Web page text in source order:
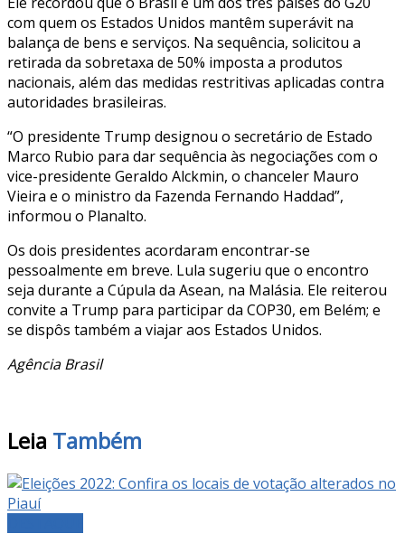
com quem os Estados Unidos mantêm superávit na
balança de bens e serviços. Na sequência, solicitou a
retirada da sobretaxa de 50% imposta a produtos
nacionais, além das medidas restritivas aplicadas contra
autoridades brasileiras.
“O presidente Trump designou o secretário de Estado
Marco Rubio para dar sequência às negociações com o
vice-presidente Geraldo Alckmin, o chanceler Mauro
Vieira e o ministro da Fazenda Fernando Haddad”,
informou o Planalto.
Os dois presidentes acordaram encontrar-se
pessoalmente em breve. Lula sugeriu que o encontro
seja durante a Cúpula da Asean, na Malásia. Ele reiterou
convite a Trump para participar da COP30, em Belém; e
se dispôs também a viajar aos Estados Unidos.
Agência Brasil
Leia Também